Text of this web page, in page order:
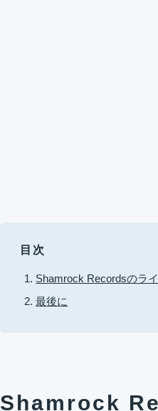
目次
Shamrock Recordsのラ
最後に
Shamrock